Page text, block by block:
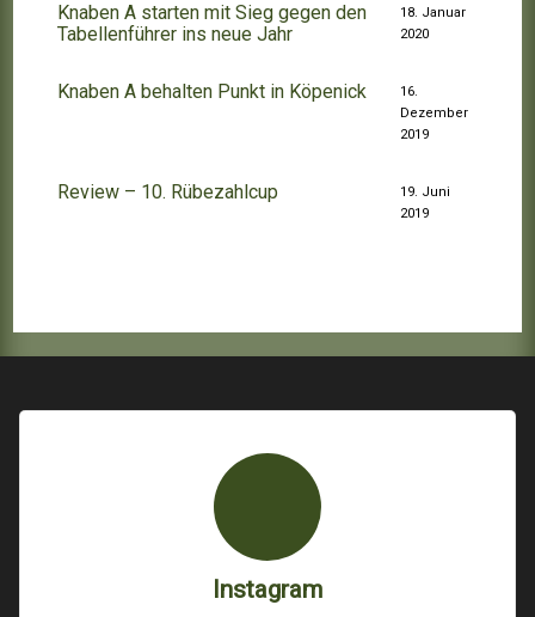
Knaben A starten mit Sieg gegen den
Tabellenführer ins neue Jahr
18. Januar
2020
Knaben A behalten Punkt in Köpenick
16.
Dezember
2019
Review – 10. Rübezahlcup
19. Juni
2019
Instagram